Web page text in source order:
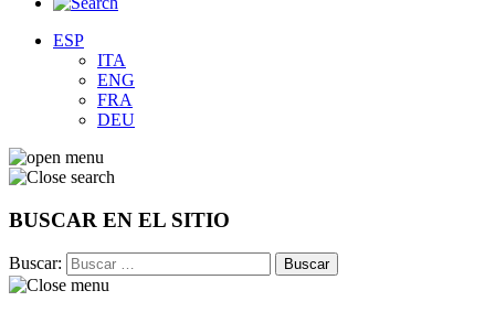
ESP
ITA
ENG
FRA
DEU
BUSCAR EN EL SITIO
Buscar: